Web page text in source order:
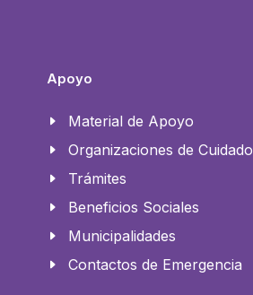
Apoyo
Material de Apoyo
Organizaciones de Cuidado
Trámites
Beneficios Sociales
Municipalidades
Contactos de Emergencia